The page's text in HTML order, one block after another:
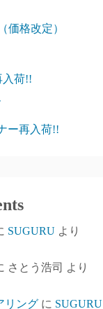
価格改定）
入荷!!
ー再入荷!!
SUGURU より
さとう浩司 より
リング に SUGURU